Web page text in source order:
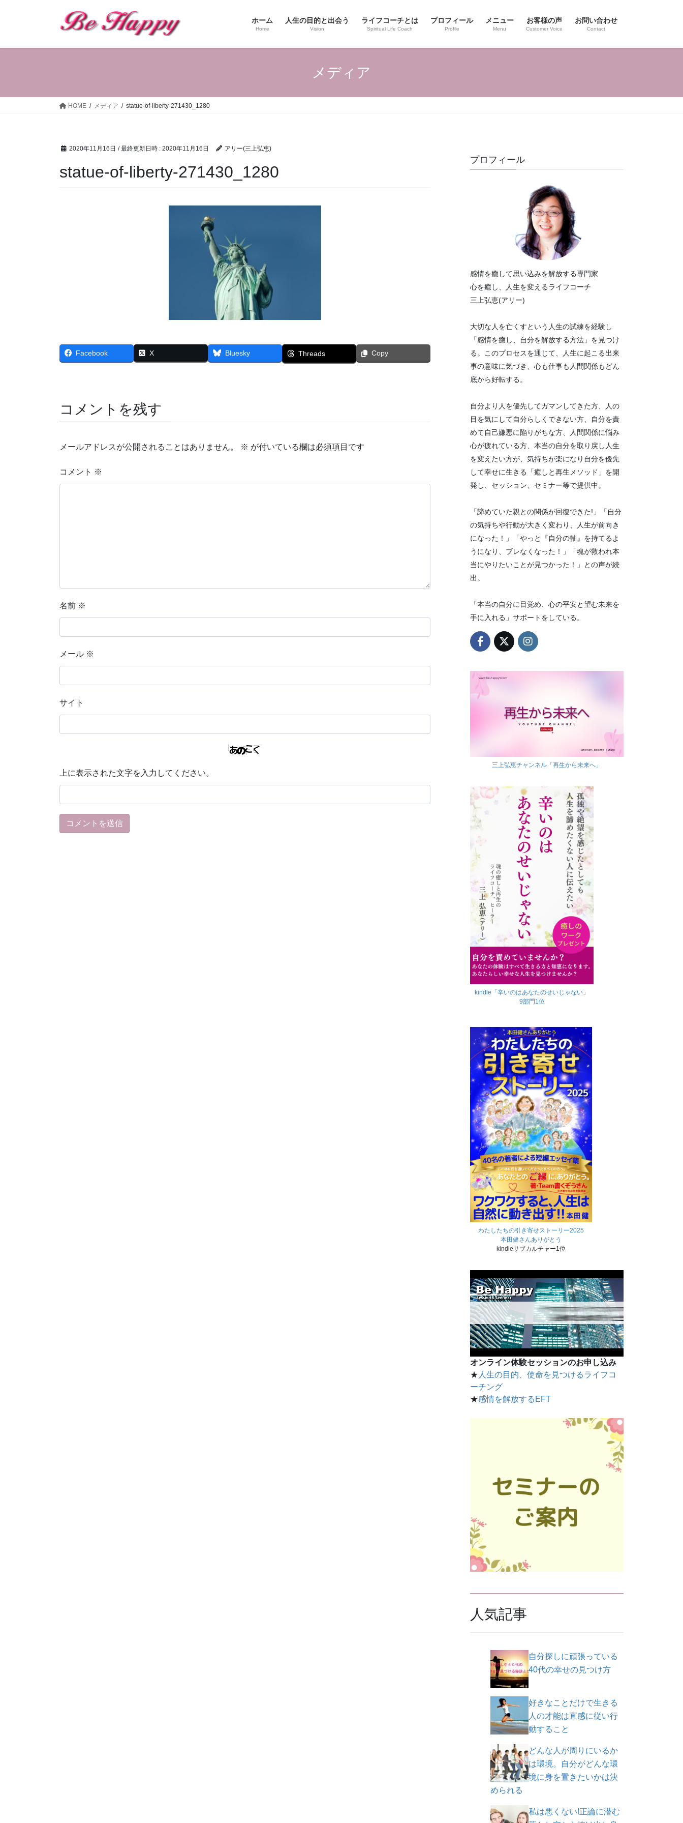
ホーム
Home
人生の目的と出会う
Vision
ライフコーチとは
Spiritual Life Coach
プロフィール
Profile
メニュー
Menu
お客様の声
Customer Voice
お問い合わせ
Contact
メディア
HOME メディア statue-of-liberty-271430_1280
2020年11月16日 / 最終更新日時 : 2020年11月16日 アリー(三上弘恵)
statue-of-liberty-271430_1280
Facebook X Bluesky Threads Copy
コメントを残す
メールアドレスが公開されることはありません。 ※ が付いている欄は必須項目です
コメント ※
名前 ※
メール ※
サイト
上に表示された文字を入力してください。
プロフィール
感情を癒して思い込みを解放する専門家
心を癒し、人生を変えるライフコーチ
三上弘恵(アリー)
大切な人を亡くすという人生の試練を経験し
「感情を癒し、自分を解放する方法」を見つけ
る。このプロセスを通じて、人生に起こる出来
事の意味に気づき、心も仕事も人間関係もどん
底から好転する。
自分より人を優先してガマンしてきた方、人の
目を気にして自分らしくできない方、自分を責
めて自己嫌悪に陥りがちな方、人間関係に悩み
心が疲れている方、本当の自分を取り戻し人生
を変えたい方が、気持ちが楽になり自分を優先
して幸せに生きる「癒しと再生メソッド」を開
発し、セッション、セミナー等で提供中。
「諦めていた親との関係が回復できた!」「自分
の気持ちや行動が大きく変わり、人生が前向き
になった！」「やっと『自分の軸』を持てるよ
うになり、ブレなくなった！」「魂が救われ本
当にやりたいことが見つかった！」との声が続
出。
「本当の自分に目覚め、心の平安と望む未来を
手に入れる」サポートをしている。
三上弘恵チャンネル「再生から未来へ」
kindle「辛いのはあなたのせいじゃない」
9部門1位
わたしたちの引き寄せストーリー2025
本田健さんありがとう
kindleサブカルチャー1位
オンライン体験セッションのお申し込み
★ 人生の目的、使命を見つけるライフコ
ーチング
★感情を解放するEFT
人気記事
自分探しに頑張っている
40代の幸せの見つけ方
好きなことだけで生きる
人の才能は直感に従い行
動すること
どんな人が周りにいるか
は環境。自分がどんな環
境に身を置きたいかは決
められる
私は悪くない!正論に潜む